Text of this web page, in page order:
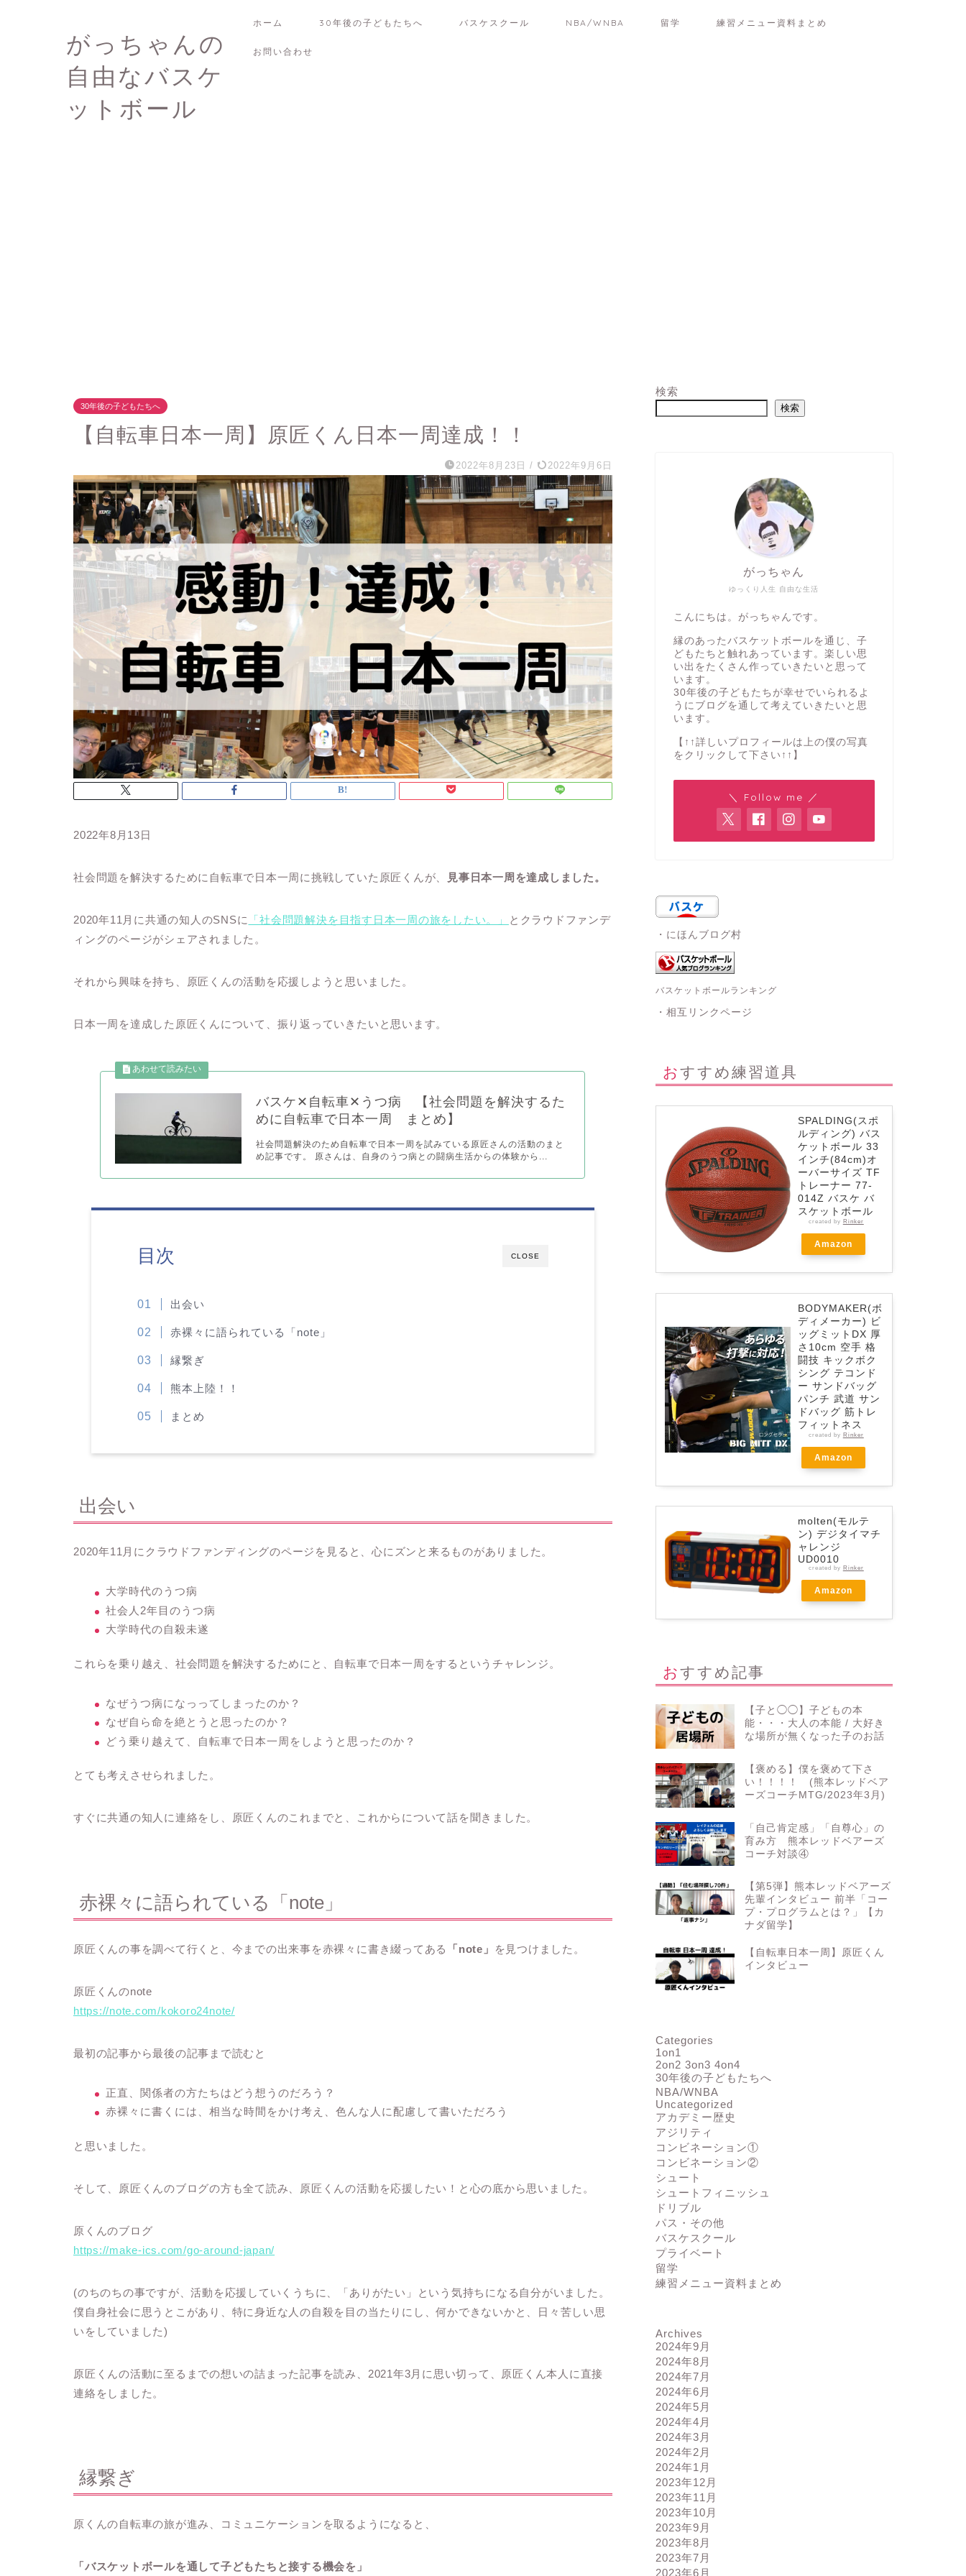
がっちゃんの
自由なバスケ
ットボール
ホーム 30年後の子どもたちへ バスケスクール NBA/WNBA 留学 練習メニュー資料まとめ
お問い合わせ
30年後の子どもたちへ
【自転車日本一周】原匠くん日本一周達成！！
2022年8月23日 / 2022年9月6日
2022年8月13日
社会問題を解決するために自転車で日本一周に挑戦していた原匠くんが、 見事日本一周を達成しました。
2020年11月に共通の知人のSNSに 「社会問題解決を目指す日本一周の旅をしたい。」
とクラウドファンデ
ィングのページがシェアされました。
それから興味を持ち、原匠くんの活動を応援しようと思いました。
日本一周を達成した原匠くんについて、振り返っていきたいと思います。
バスケ✕自転車✕うつ病 【社会問題を解決するた
めに自転車で日本一周 まとめ】
社会問題解決のため自転車で日本一周を試みている原匠さんの活動のまと
め記事です。 原さんは、自身のうつ病との闘病生活からの体験から...
CLOSE
目次
出会い
赤裸々に語られている「note」
縁繋ぎ
熊本上陸！！
まとめ
出会い
2020年11月にクラウドファンディングのページを見ると、心にズンと来るものがありました。
大学時代のうつ病
社会人2年目のうつ病
大学時代の自殺未遂
これらを乗り越え、社会問題を解決するためにと、自転車で日本一周をするというチャレンジ。
なぜうつ病になっってしまったのか？
なぜ自ら命を絶とうと思ったのか？
どう乗り越えて、自転車で日本一周をしようと思ったのか？
とても考えさせられました。
すぐに共通の知人に連絡をし、原匠くんのこれまでと、これからについて話を聞きました。
赤裸々に語られている「note」
原匠くんの事を調べて行くと、今までの出来事を赤裸々に書き綴ってある 「note」 を見つけました。
原匠くんのnote
https://note.com/kokoro24note/
最初の記事から最後の記事まで読むと
正直、関係者の方たちはどう想うのだろう？
赤裸々に書くには、相当な時間をかけ考え、色んな人に配慮して書いただろう
と思いました。
そして、原匠くんのブログの方も全て読み、原匠くんの活動を応援したい！と心の底から思いました。
原くんのブログ
https://make-ics.com/go-around-japan/
(のちのちの事ですが、活動を応援していくうちに、「ありがたい」という気持ちになる自分がいました。
僕自身社会に思うとこがあり、特に身近な人の自殺を目の当たりにし、何かできないかと、日々苦しい思
いをしていました)
原匠くんの活動に至るまでの想いの詰まった記事を読み、2021年3月に思い切って、原匠くん本人に直接
連絡をしました。
縁繋ぎ
原くんの自転車の旅が進み、コミュニケーションを取るようになると、
「バスケットボールを通して子どもたちと接する機会を」
検索
検索
ゆっくり人生 自由な生活
がっちゃん
こんにちは。がっちゃんです。
縁のあったバスケットボールを通じ、子
どもたちと触れあっています。楽しい思
い出をたくさん作っていきたいと思って
います。
30年後の子どもたちが幸せでいられるよ
うにブログを通して考えていきたいと思
います。
【↑↑詳しいプロフィールは上の僕の写真
をクリックして下さい↑↑】
＼ Follow me ／
・にほんブログ村
バスケットボールランキング
・相互リンクページ
おすすめ練習道具
SPALDING(スポ
ルディング) バス
ケットボール 33
インチ(84cm)オ
ーバーサイズ TF
トレーナー 77-
014Z バスケ バ
スケットボール
created by Rinker
Amazon
BODYMAKER(ボ
ディメーカー) ビ
ッグミットDX 厚
さ10cm 空手 格
闘技 キックボク
シング テコンド
ー サンドバッグ
パンチ 武道 サン
ドバッグ 筋トレ
フィットネス
created by Rinker
Amazon
molten(モルテ
ン) デジタイマチ
ャレンジ
UD0010
created by Rinker
Amazon
おすすめ記事
【子と◯◯】子どもの本
能・・・大人の本能 / 大好き
な場所が無くなった子のお話
【褒める】僕を褒めて下さ
い！！！！ (熊本レッドベア
ーズコーチMTG/2023年3月)
「自己肯定感」「自尊心」の
育み方 熊本レッドベアーズ
コーチ対談④
【第5弾】熊本レッドベアーズ
先輩インタビュー 前半「コー
プ・プログラムとは？」【カ
ナダ留学】
【自転車日本一周】原匠くん
インタビュー
Categories
1on1
2on2 3on3 4on4
30年後の子どもたちへ
NBA/WNBA
Uncategorized
アカデミー歴史
アジリティ
コンビネーション①
コンビネーション②
シュート
シュートフィニッシュ
ドリブル
パス・その他
バスケスクール
プライベート
留学
練習メニュー資料まとめ
Archives
2024年9月
2024年8月
2024年7月
2024年6月
2024年5月
2024年4月
2024年3月
2024年2月
2024年1月
2023年12月
2023年11月
2023年10月
2023年9月
2023年8月
2023年7月
2023年6月